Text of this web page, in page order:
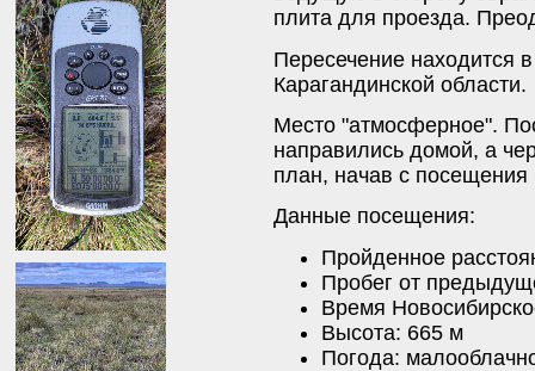
плита для проезда.
Пересечение находится
Карагандинской области.
Место "атмосферное".
направились домой, а
план, начав с
Данные посещения:
Пройденное
Пробег от
Время
Высота: 665 м
Погода: